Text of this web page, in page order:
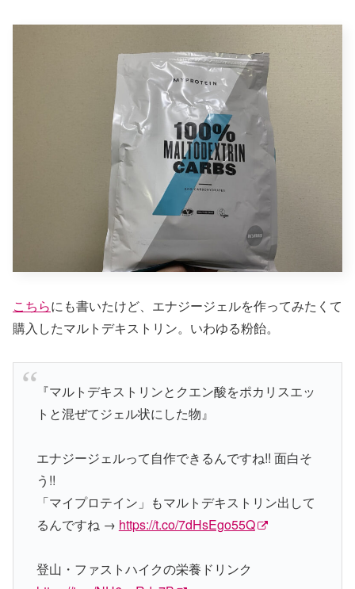
こちらにも書いたけど、エナジージェルを作ってみたくて
購入したマルトデキストリン。いわゆる粉飴。
『マルトデキストリンとクエン酸をポカリスエッ
トと混ぜてジェル状にした物』
エナジージェルって自作できるんですね!! 面白そ
う!!
「マイプロテイン」もマルトデキストリン出して
るんですね → https://t.co/7dHsEgo55Q
登山・ファストハイクの栄養ドリンク